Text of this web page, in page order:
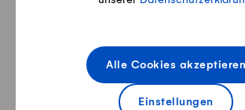
Einstellungen
Alle Cookies akzeptieren